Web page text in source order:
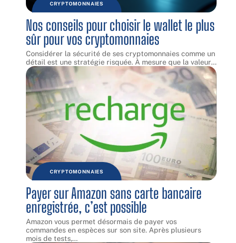
CRYPTOMONNAIES
Nos conseils pour choisir le wallet le plus
sûr pour vos cryptomonnaies
Considérer la sécurité de ses cryptomonnaies comme un
détail est une stratégie risquée. À mesure que la valeur…
CRYPTOMONNAIES
Payer sur Amazon sans carte bancaire
enregistrée, c’est possible
Amazon vous permet désormais de payer vos
commandes en espèces sur son site. Après plusieurs
mois de tests,…